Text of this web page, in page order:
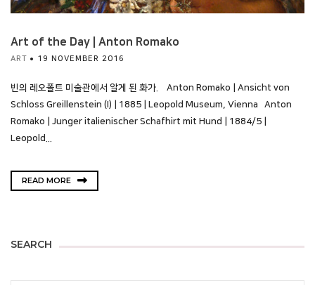
Art of the Day | Anton Romako
ART 19 NOVEMBER 2016
빈의 레오폴트 미술관에서 알게 된 화가. Anton Romako | Ansicht von
Schloss Greillenstein (I) | 1885 | Leopold Museum, Vienna Anton
Romako | Junger italienischer Schafhirt mit Hund | 1884/5 |
Leopold...
READ MORE
SEARCH